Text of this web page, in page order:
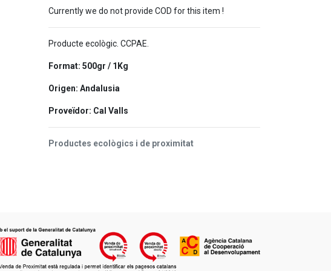
Currently we do not provide COD for this item !
Producte ecològic. CCPAE.
Format: 500gr / 1Kg
Origen: Andalusia
Proveïdor: Cal Valls
Productes ecològics i de proximitat